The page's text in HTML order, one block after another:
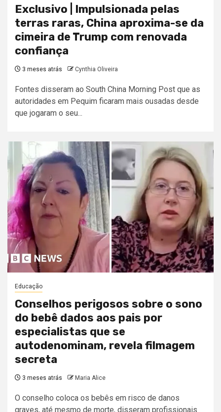
Exclusivo | Impulsionada pelas
terras raras, China aproxima-se da
cimeira de Trump com renovada
confiança
3 meses atrás Cynthia Oliveira
Fontes disseram ao South China Morning Post que as
autoridades em Pequim ficaram mais ousadas desde
que jogaram o seu...
Educação
Conselhos perigosos sobre o sono
do bebê dados aos pais por
especialistas que se
autodenominam, revela filmagem
secreta
3 meses atrás Maria Alice
O conselho coloca os bebês em risco de danos
graves, até mesmo de morte, disseram profissionais